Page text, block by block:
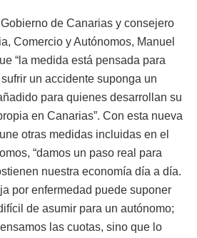
de Canarias y consejero
Comercio y Autónomos, Manuel
“la medida está pensada para
un accidente suponga un
para quienes desarrollan su
en Canarias”. Con esta nueva
otras medidas incluidas en el
“damos un paso real para
nuestra economía día a día.
por enfermedad puede suponer
de asumir para un autónomo;
las cuotas, sino que lo